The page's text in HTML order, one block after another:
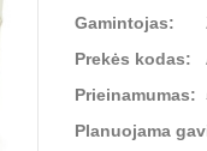
Gamintojas:
Prekės kodas:
Prieinamumas:
Planuojama